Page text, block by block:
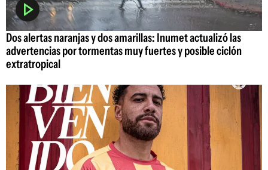
Dos alertas naranjas y dos amarillas: Inumet actualizó las
advertencias por tormentas muy fuertes y posible ciclón
extratropical